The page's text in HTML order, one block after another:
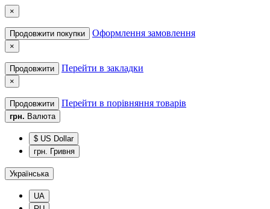
×
Продовжити покупки Оформлення замовлення
×
Продовжити Перейти в закладки
×
Продовжити Перейти в порівняння товарів
грн. Валюта
$ US Dollar
грн. Гривня
Українська
UA